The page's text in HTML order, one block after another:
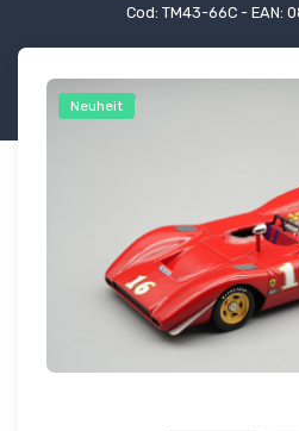
Cod: TM43-66C - EAN:
Neuheit